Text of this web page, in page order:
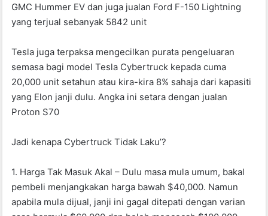
GMC Hummer EV dan juga jualan Ford F-150 Lightning
yang terjual sebanyak 5842 unit
Tesla juga terpaksa mengecilkan purata pengeluaran
semasa bagi model Tesla Cybertruck kepada cuma
20,000 unit setahun atau kira-kira 8% sahaja dari kapasiti
yang Elon janji dulu. Angka ini setara dengan jualan
Proton S70
Jadi kenapa Cybertruck Tidak Laku’?
1. Harga Tak Masuk Akal – Dulu masa mula umum, bakal
pembeli menjangkakan harga bawah $40,000. Namun
apabila mula dijual, janji ini gagal ditepati dengan varian